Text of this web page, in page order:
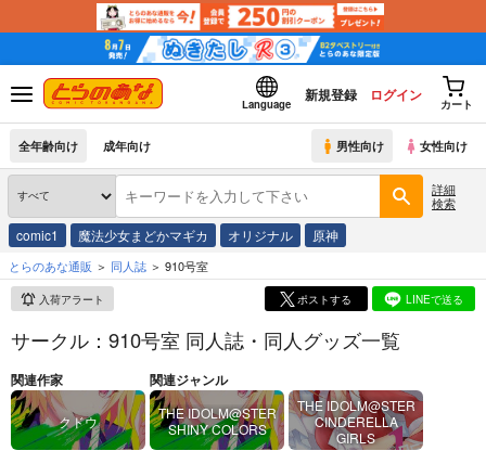
Language
新規登録 ログイン
カート
全年齢向け 成年向け 男性向け 女性向け
詳細
検索
comic1 魔法少女まどかマギカ オリジナル 原神
とらのあな通販 同人誌 910号室
入荷アラート ポストする LINEで送る
サークル：910号室 同人誌・同人グッズ一覧
関連作家
クドウ
関連ジャンル
THE IDOLM@STER
SHINY COLORS
THE IDOLM@STER
CINDERELLA
GIRLS